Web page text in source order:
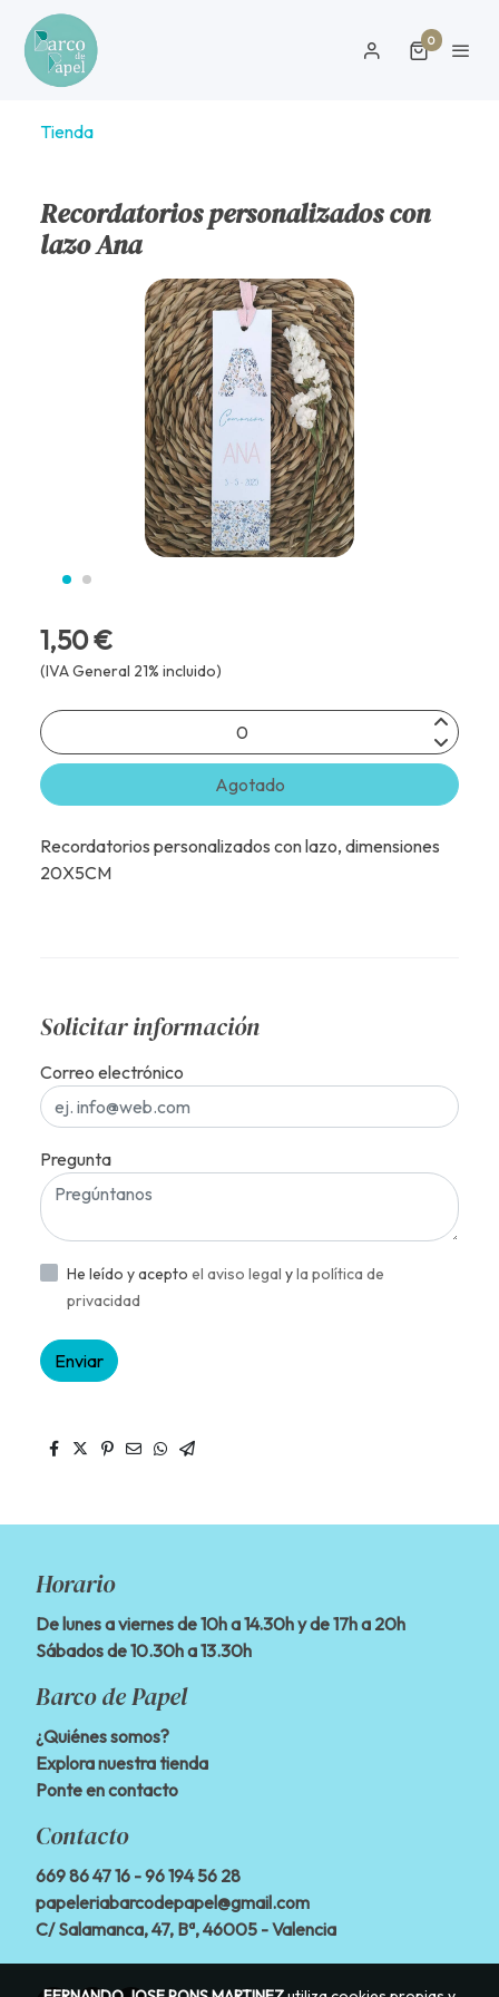
0
Tienda
Recordatorios personalizados con
lazo Ana
1,50 €
(IVA General 21% incluido)
Agotado
Recordatorios personalizados con lazo, dimensiones
20X5CM
Solicitar información
Correo electrónico
Pregunta
He leído y acepto el aviso legal yla política de
privacidad
Enviar
Horario
De lunes a viernes de 10h a 14.30h y de 17h a 20h
Sábados de 10.30h a 13.30h
Barco de Papel
¿Quiénes somos?
Explora nuestra tienda
Ponte en contacto
Contacto
669 86 47 16 - 96 194 56 28
papeleriabarcodepapel@gmail.com
C/ Salamanca, 47, Bª, 46005 - Valencia